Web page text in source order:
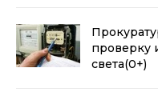
проверку
света(0+)